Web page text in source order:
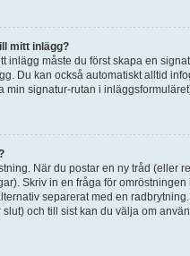
mitt inlägg?
inlägg måste du först skapa en
Du kan också automatiskt alltid
min signatur-rutan i
När du postar en ny tråd (eller
Skriv in en fråga för
separerat med en
och till sist kan du välja om